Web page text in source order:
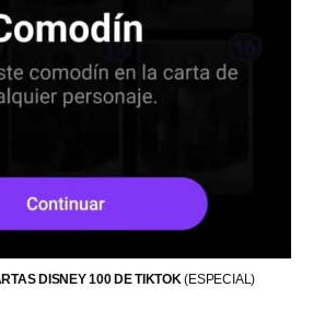
DISNEY 100 DE TIKTOK(ESPECIAL)